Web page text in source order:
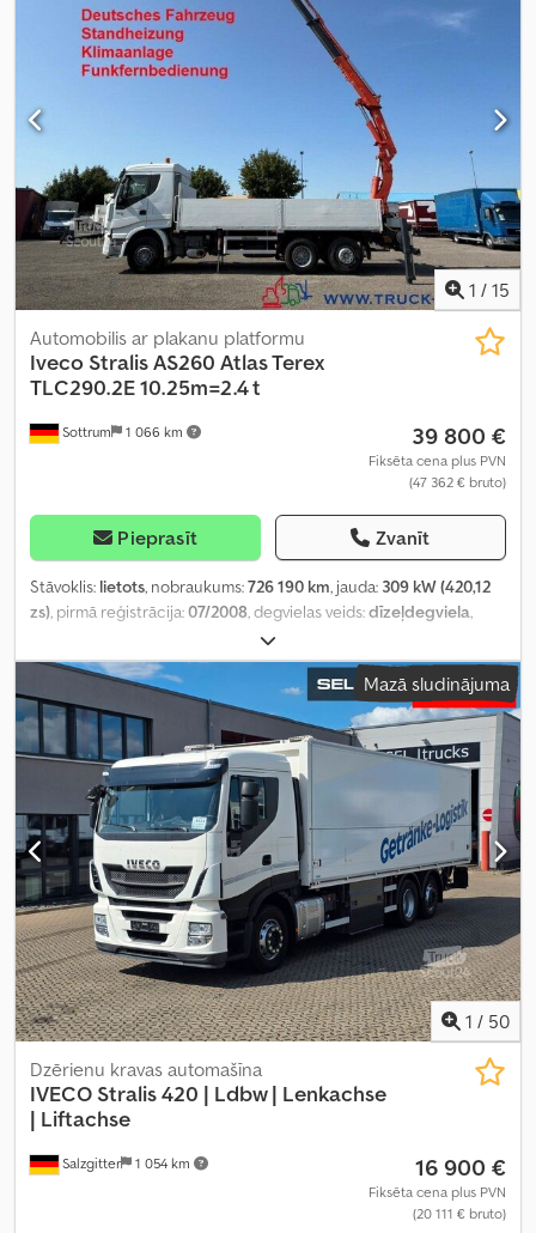
1 / 15
Sottrum 1 066 km
Automobilis ar plakanu platformu
Iveco Stralis AS260 Atlas Terex
TLC290.2E 10.25m=2.4 t
39 800 €
Fiksēta cena plus PVN
(47 362 € bruto)
Pieprasīt Zvanīt
Stāvoklis: lietots, nobraukums:726 190 km, jauda: 309 kW (420,12
zs), pirmā reģistrācija:07/2008, degvielas veids:dīzeļdegviela,
, maksimālā kravnesība:
svars:26 000 kg, asu konfigurācija:6x2, bremzes:dzinēja
bremzēšana, krāsa:balts , vadītāja kabīne:gulēšanas kabīne,
pārnesuma veids:
automātisks, emisijas klase:Euro 5, piekares
sistēma: tērauds-gaiss , sēdvietu skaits:2, krautuves garums:6 300
mm, iekraušanas vietas platums: 2 460 mm
, iekraušanas telpas
augstums:800 mm, Aprīkojums:ABS, borta dators, celtnis, gaisa
kondicionēšana, kabīne, kruīza kontrole, piekabes sakabe,
stāvvietas sildītājs, stūres pastiprinātājs, sēdekļa apsilde,
Mazā sludinājuma
1 / 50
Salzgitter 1 054 km
Dzērienu kravas automašīna
IVECO Stralis 420 | Ldbw | Lenkachse
| Liftachse
16 900 €
Fiksēta cena plus PVN
(20 111 € bruto)